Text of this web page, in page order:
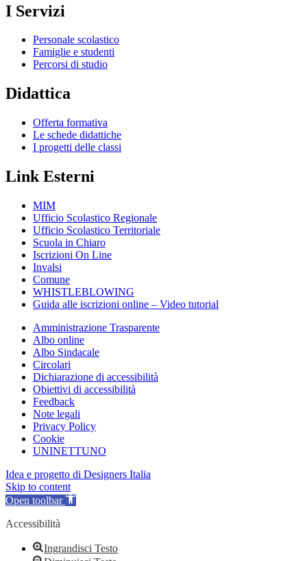
I Servizi
Personale scolastico
Famiglie e studenti
Percorsi di studio
Didattica
Offerta formativa
Le schede didattiche
I progetti delle classi
Link Esterni
MIM
Ufficio Scolastico Regionale
Ufficio Scolastico Territoriale
Scuola in Chiaro
Iscrizioni On Line
Invalsi
Comune
WHISTLEBLOWING
Guida alle iscrizioni online – Video tutorial
Amministrazione Trasparente
Albo online
Albo Sindacale
Circolari
Dichiarazione di accessibilità
Obiettivi di accessibilità
Feedback
Note legali
Privacy Policy
Cookie
UNINETTUNO
Idea e progetto di Designers Italia
Skip to content
Open toolbar
Accessibilità
Ingrandisci Testo